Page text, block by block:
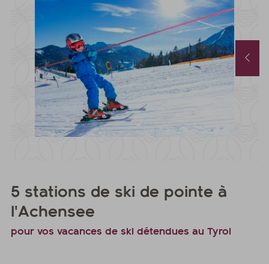
Forfait printemps & automne avec 1 jour offert & soin beauté
22/11/2026
26/06/2027
21/11/2027
à partir de € 990,-
PLUS D'OFFRES
01/08/2026-31/08/2026
NOTRE OFFRE
5 stations de ski de pointe à
l'Achensee
pour vos vacances de ski détendues au Tyrol